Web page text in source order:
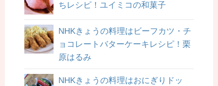
ちレシピ！ユイミコの和菓子
NHKきょうの料理はビーフカツ・チ
ョコレートバターケーキレシピ！栗
原はるみ
NHKきょうの料理はおにぎりドッ